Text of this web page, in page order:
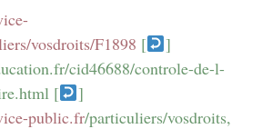
vosdroits/F1898 [
]
cid46688/controle-de-l-
[
]
public.fr/particuliers/vosdroits,